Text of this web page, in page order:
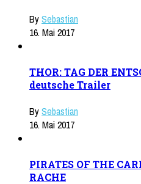
BySebastian
16. Mai 2017
THOR: TAG DER
deutsche Trailer
BySebastian
16. Mai 2017
PIRATES OF THE
RACHE